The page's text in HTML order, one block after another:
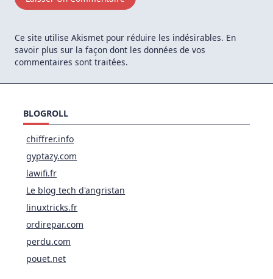
Ce site utilise Akismet pour réduire les indésirables. En
savoir plus sur la façon dont les données de vos
commentaires sont traitées.
BLOGROLL
chiffrer.info
gyptazy.com
lawifi.fr
Le blog tech d'angristan
linuxtricks.fr
ordirepar.com
perdu.com
pouet.net